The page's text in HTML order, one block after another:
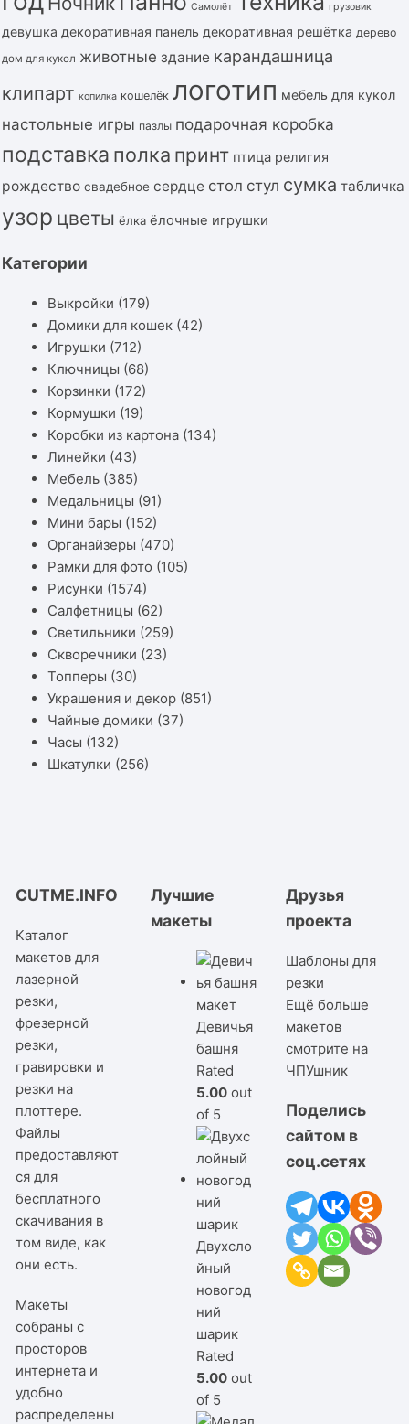
Самолёт грузовик
девушка декоративная панель декоративная решётка дерево
дом для кукол животные здание карандашница
клипарт копилка кошелёк логотип мебель для кукол
настольные игры пазлы подарочная коробка
подставка полка принт птица религия
рождество свадебное сердце стол стул сумка табличка
узор цветы ёлка ёлочные игрушки
Категории
Выкройки (179)
Домики для кошек (42)
Игрушки (712)
Ключницы (68)
Корзинки (172)
Кормушки (19)
Коробки из картона (134)
Линейки (43)
Мебель (385)
Медальницы (91)
Мини бары (152)
Органайзеры (470)
Рамки для фото (105)
Рисунки (1574)
Салфетницы (62)
Светильники (259)
Скворечники (23)
Топперы (30)
Украшения и декор (851)
Чайные домики (37)
Часы (132)
Шкатулки (256)
CUTME.INFO
Каталог
макетов для
лазерной
резки,
фрезерной
резки,
гравировки и
резки на
плоттере.
Файлы
предоставляют
ся для
бесплатного
скачивания в
том виде, как
они есть.
Макеты
собраны с
просторов
интернета и
удобно
распределены
Лучшие
макеты
Девичья
башня
Rated
5.00 out
of 5
Двухсло
йный
новогод
ний
шарик
Rated
5.00 out
of 5
Друзья
проекта
Шаблоны для
резки
Ещё больше
макетов
смотрите на
ЧПУшник
Поделись
сайтом в
соц.сетях